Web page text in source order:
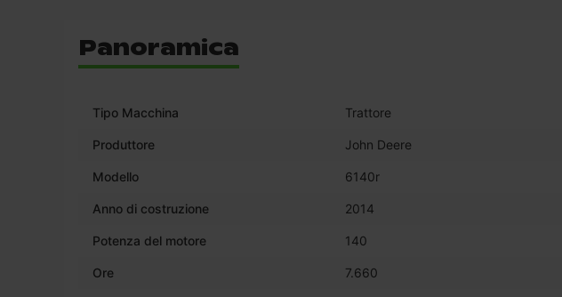
Panoramica
Tipo Macchina Trattore
Produttore John Deere
Modello 6140r
Anno di costruzione 2014
Potenza del motore 140
Ore 7.660